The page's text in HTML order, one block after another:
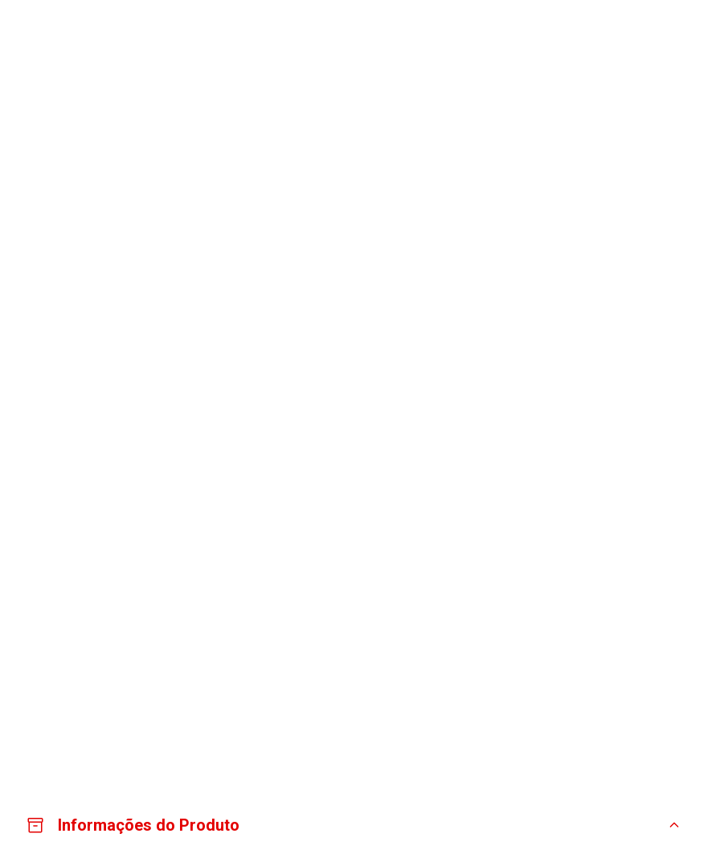
Informações do Produto